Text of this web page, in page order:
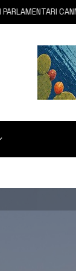
CANNATA